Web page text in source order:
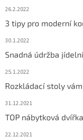
26.2.2022
3 tipy pro moderní
30.1.2022
Snadná údržba
25.1.2022
Rozkládací stoly
31.12.2021
TOP nábytková
22.12.2021